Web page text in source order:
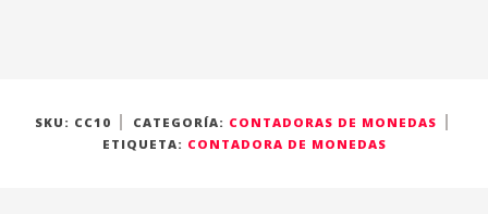
SKU: CC10 CATEGORÍA: CONTADORAS DE MONEDAS
ETIQUETA: CONTADORA DE MONEDAS